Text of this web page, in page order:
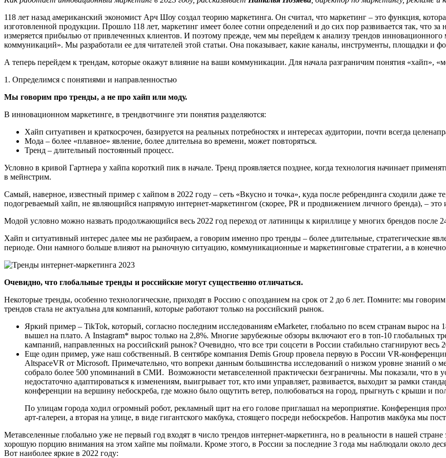
118 лет назад американский экономист Арч Шоу создал теорию маркетинга. Он считал, что маркетинг – это функция,
изготовленной продукции. Прошло 118 лет, маркетинг имеет более сотни определений и до сих пор развивается так, что
измеряется прибылью от привлеченных клиентов. И поэтому прежде, чем мы перейдем к анализу трендов инновационного
коммуникаций». Мы разработали ее для читателей этой статьи. Она показывает, какие каналы, инструменты, площадки и
А теперь перейдем к трендам, которые окажут влияние на ваши коммуникации. Для начала разграничим понятия «хайп»,
1. Определимся с понятиями и направленностью
Мы говорим про тренды, а не про хайп или моду.
В инновационном маркетинге, в трендвотчинге эти понятия разделяются:
Хайп ситуативен и краткосрочен, базируется на реальных потребностях и интересах аудитории, почти всегда
Мода – более «плавное» явление, более длительна во времени, может повторяться.
Тренд – длительный постоянный процесс.
Условно в кривой Гартнера у хайпа короткий пик в начале. Тренд проявляется позднее, когда технология начинает
в мейнстрим.
Самый, наверное, известный пример с хайпом в 2022 году – сеть «Вкусно и точка», куда после ребрендинга сходили даже
подогреваемый хайп, не являющийся напрямую интернет-маркетингом (скорее, PR и продвижением личного бренда), –
Модой условно можно назвать продолжающийся весь 2022 год переход от латиницы к кириллице у многих брендов после
Хайп и ситуативный интерес далее мы не разбираем, а говорим именно про тренды – более длительные, стратегические
периоде. Они намного больше влияют на рыночную ситуацию, коммуникационные и маркетинговые стратегии, а в
Очевидно, что глобальные тренды и российские могут существенно отличаться.
Некоторые тренды, особенно технологические, приходят в Россию с опозданием на срок от 2 до 6 лет. Помните: мы
трендов стала не актуальна для компаний, которые работают только на российский рынок.
Яркий пример – TikTok, который, согласно последним исследованиям eMarketer, глобально по всем странам вырос на
вышел на плато. А Instagram* вырос только на 2,8%. Многие зарубежные обзоры включают его в топ-10 глобальных
кампаний, направленных на российский рынок? Очевидно, что все три соцсети в России стабильно стагнируют весь
Еще один пример, уже наш собственный. В сентябре компания Demis Group провела первую в России VR-
AltspaceVR от Microsoft. Примечательно, что вопреки данным большинства исследований о низком уровне знаний о
собрало более 500 упоминаний в СМИ. Возможности метавселенной практически безграничны. Мы показали, что в
недостаточно адаптироваться к изменениям, выигрывает тот, кто ими управляет, развивается, выходит за рамки
конференции на вершину небоскреба, где можно было ощутить ветер, полюбоваться на город, прыгнуть с крыши и
По улицам города ходил огромный робот, рекламный щит на его голове приглашал на мероприятие. Конференция
арт-галереи, а вторая на улице, в виде гигантского макбука, стоящего посреди небоскребов. Напротив макбука мы
Метавселенные глобально уже не первый год входят в число трендов интернет-маркетинга, но в реальности в нашей
хорошую порцию внимания на этом хайпе мы поймали. Кроме этого, в России за последние 3 года мы наблюдали около
Вот наиболее яркие в 2022 году: